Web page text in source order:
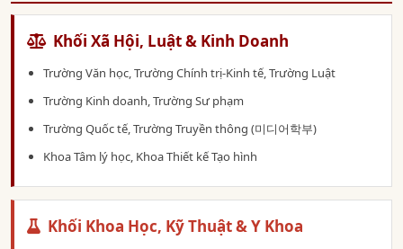
Khối Xã Hội, Luật & Kinh Doanh
Trường Văn học, Trường Chính trị-Kinh tế, Trường Luật
Trường Kinh doanh, Trường Sư phạm
Trường Quốc tế, Trường Truyền thông (미디어학부)
Khoa Tâm lý học, Khoa Thiết kế Tạo hình
Khối Khoa Học, Kỹ Thuật & Y Khoa